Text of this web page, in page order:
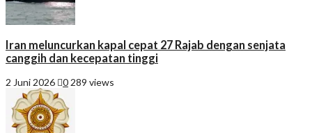
Iran meluncurkan kapal cepat 27 Rajab dengan senjata
canggih dan kecepatan tinggi
2 Juni 2026 0 289 views